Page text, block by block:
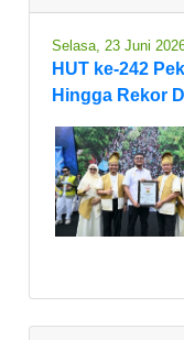
Selasa, 23 Juni
HUT ke-242
Hingga Rekor